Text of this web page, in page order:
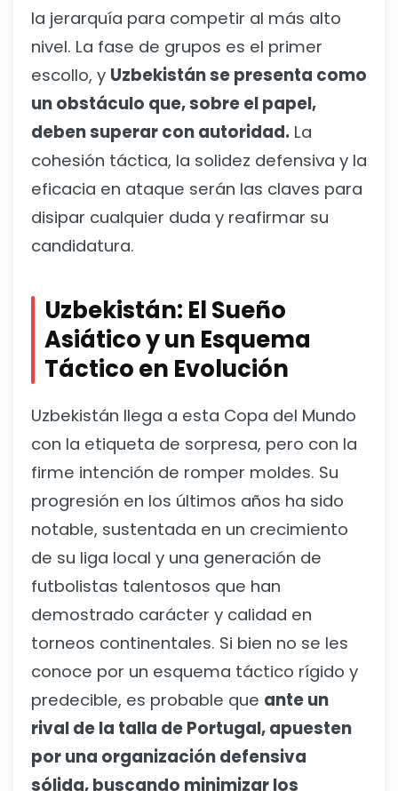
la jerarquía para competir al más alto
nivel. La fase de grupos es el primer
escollo, y Uzbekistán se presenta como
un obstáculo que, sobre el papel,
deben superar con autoridad. La
cohesión táctica, la solidez defensiva y la
eficacia en ataque serán las claves para
disipar cualquier duda y reafirmar su
candidatura.
Uzbekistán: El Sueño
Asiático y un Esquema
Táctico en Evolución
Uzbekistán llega a esta Copa del Mundo
con la etiqueta de sorpresa, pero con la
firme intención de romper moldes. Su
progresión en los últimos años ha sido
notable, sustentada en un crecimiento
de su liga local y una generación de
futbolistas talentosos que han
demostrado carácter y calidad en
torneos continentales. Si bien no se les
conoce por un esquema táctico rígido y
predecible, es probable que ante un
rival de la talla de Portugal, apuesten
por una organización defensiva
sólida, buscando minimizar los